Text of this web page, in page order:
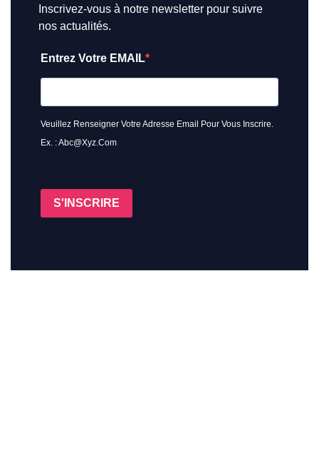
Inscrivez-vous à notre newsletter pour suivre
nos actualités.
Entrez Votre EMAIL
Veuillez Renseigner Votre Adresse Email Pour Vous Inscrire.
Ex. : Abc@xyz.com
S'INSCRIRE